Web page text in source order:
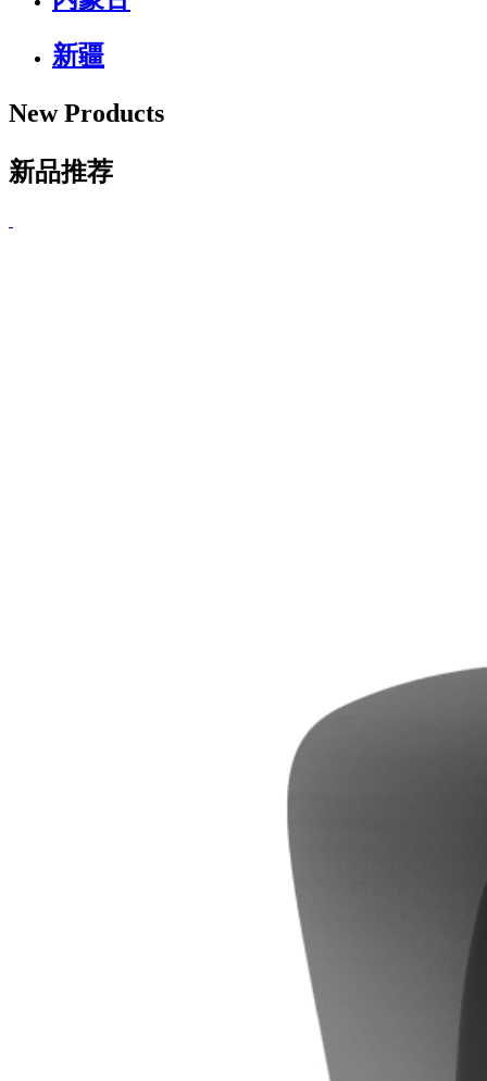
新疆
New Products
新品推荐